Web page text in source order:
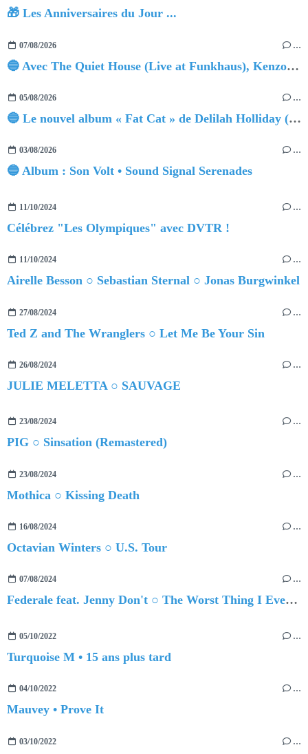
🎁 Les Anniversaires du Jour ...
07/08/2026 …
🔵 Avec The Quiet House (Live at Funkhaus), Kenzo Zurzolo livre une performance aussi intense qu'envoûtante.
05/08/2026 …
🔵 Le nouvel album « Fat Cat » de Delilah Holliday (sortie le 30 Octobre 2026)
03/08/2026 …
🔵 Album : Son Volt • Sound Signal Serenades
11/10/2024 …
Célébrez "Les Olympiques" avec DVTR !
11/10/2024 …
Airelle Besson ○ Sebastian Sternal ○ Jonas Burgwinkel
27/08/2024 …
Ted Z and The Wranglers ○ Let Me Be Your Sin
26/08/2024 …
JULIE MELETTA ○ SAUVAGE
23/08/2024 …
PIG ○ Sinsation (Remastered)
23/08/2024 …
Mothica ○ Kissing Death
16/08/2024 …
Octavian Winters ○ U.S. Tour
07/08/2024 …
Federale feat. Jenny Don't ○ The Worst Thing I Ever Did Was Ever Loving You
05/10/2022 …
Turquoise M • 15 ans plus tard
04/10/2022 …
Mauvey • Prove It
03/10/2022 …